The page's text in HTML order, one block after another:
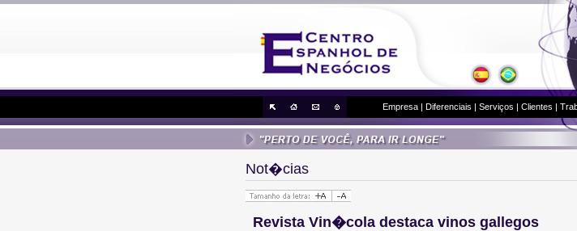
Empresa | Diferenciais | Serviços | Clientes |
Not�cias
Revista Vin�cola destaca vinos gallegos